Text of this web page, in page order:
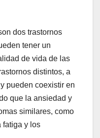
dos trastornos
tener un
de vida de las
distintos, a
pueden coexistir en
que la ansiedad y
similares, como
fatiga y los